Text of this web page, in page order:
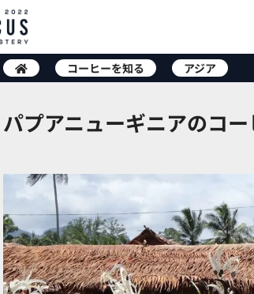
コーヒーを知る アジア
パプアニューギニアのコ